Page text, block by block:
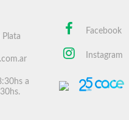
a
Facebook
Instagram